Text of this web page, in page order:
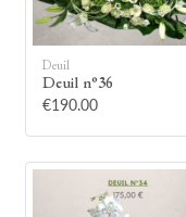
Deuil
Deuil n°36
€190.00